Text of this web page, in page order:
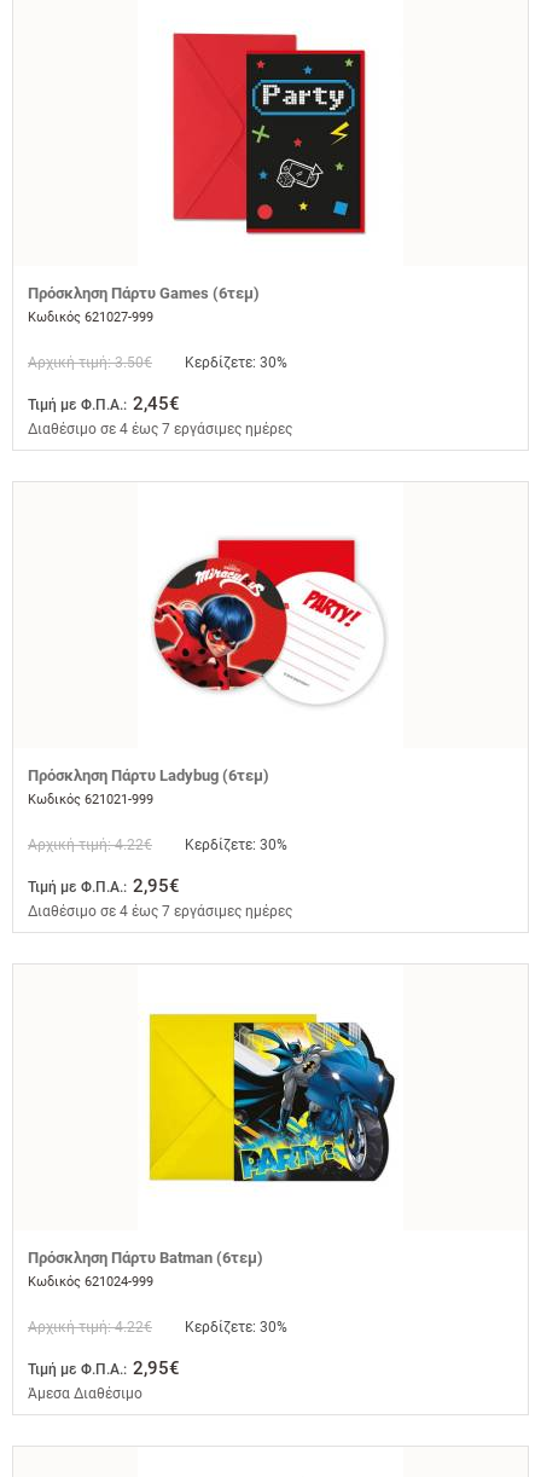
Πρόσκληση Πάρτυ Games (6τεμ)
Κωδικός 621027-999
Αρχική τιμή: 3.50€ Κερδίζετε: 30%
Τιμή με Φ.Π.Α.: 2,45€
Διαθέσιμο σε 4 έως 7 εργάσιμες ημέρες
Πρόσκληση Πάρτυ Ladybug (6τεμ)
Κωδικός 621021-999
Αρχική τιμή: 4.22€ Κερδίζετε: 30%
Τιμή με Φ.Π.Α.: 2,95€
Διαθέσιμο σε 4 έως 7 εργάσιμες ημέρες
Πρόσκληση Πάρτυ Batman (6τεμ)
Κωδικός 621024-999
Αρχική τιμή: 4.22€ Κερδίζετε: 30%
Τιμή με Φ.Π.Α.: 2,95€
Άμεσα Διαθέσιμο